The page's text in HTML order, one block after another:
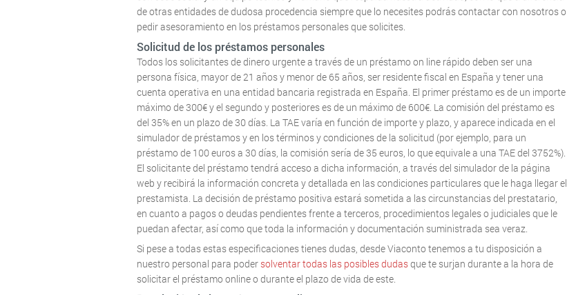
de otras entidades de dudosa procedencia siempre que lo necesites podrás contactar con nosotros o
pedir asesoramiento en los préstamos personales que solicites.
Solicitud de los préstamos personales
Todos los solicitantes de dinero urgente a través de un préstamo on line rápido deben ser una
persona física, mayor de 21 años y menor de 65 años, ser residente fiscal en España y tener una
cuenta operativa en una entidad bancaria registrada en España. El primer préstamo es de un importe
máximo de 300€ y el segundo y posteriores es de un máximo de 600€. La comisión del préstamo es
del 35% en un plazo de 30 días. La TAE varía en función de importe y plazo, y aparece indicada en el
simulador de préstamos y en los términos y condiciones de la solicitud (por ejemplo, para un
préstamo de 100 euros a 30 días, la comisión sería de 35 euros, lo que equivale a una TAE del 3752%).
El solicitante del préstamo tendrá acceso a dicha información, a través del simulador de la página
web y recibirá la información concreta y detallada en las condiciones particulares que le haga llegar el
prestamista. La decisión de préstamo positiva estará sometida a las circunstancias del prestatario,
en cuanto a pagos o deudas pendientes frente a terceros, procedimientos legales o judiciales que le
puedan afectar, así como que toda la información y documentación suministrada sea veraz.
Si pese a todas estas especificaciones tienes dudas, desde Viaconto tenemos a tu disposición a
nuestro personal para poder solventar todas las posibles dudasque te surjan durante a la hora de
solicitar el préstamo online o durante el plazo de vida de este.